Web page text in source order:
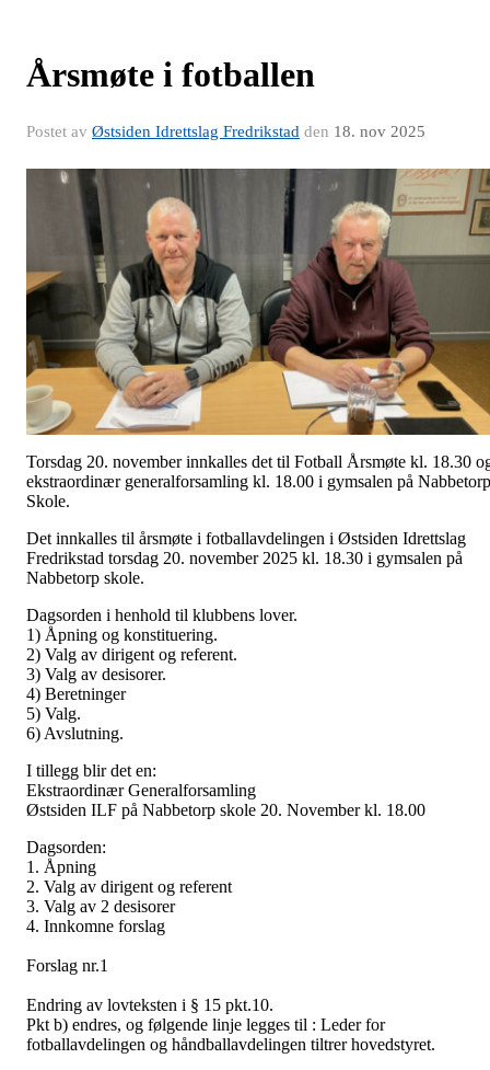
Årsmøte i fotballen
Postet av Østsiden Idrettslag Fredrikstad den 18. nov 2025
Torsdag 20. november innkalles det til Fotball Årsmøte kl. 18.30
ekstraordinær generalforsamling kl. 18.00 i gymsalen på Nabbetorp
Skole.
Det innkalles til årsmøte i fotballavdelingen i Østsiden Idrettslag
Fredrikstad torsdag 20. november 2025 kl. 18.30 i gymsalen på
Nabbetorp skole.
Dagsorden i henhold til klubbens lover.
1) Åpning og konstituering.
2) Valg av dirigent og referent.
3) Valg av desisorer.
4) Beretninger
5) Valg.
6) Avslutning.
I tillegg blir det en:
Ekstraordinær Generalforsamling
Østsiden ILF på Nabbetorp skole 20. November kl. 18.00
Dagsorden:
1. Åpning
2. Valg av dirigent og referent
3. Valg av 2 desisorer
4. Innkomne forslag
Forslag nr.1
Endring av lovteksten i § 15 pkt.10.
Pkt b) endres, og følgende linje legges til : Leder for
fotballavdelingen og håndballavdelingen tiltrer hovedstyret.